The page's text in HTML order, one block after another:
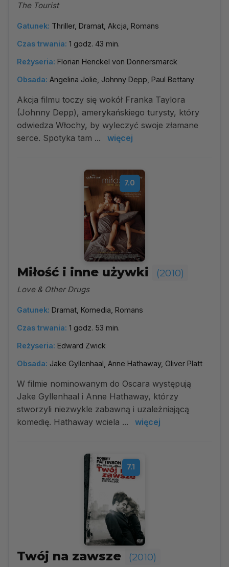
The Tourist
Gatunek: Thriller, Dramat, Akcja, Romans
Czas trwania: 1 godz. 43 min.
Reżyseria: Florian Henckel von Donnersmarck
Obsada: Angelina Jolie, Johnny Depp, Paul Bettany
Akcja filmu toczy się wokół Franka Taylora
(Johnny Depp), amerykańskiego turysty, który
odwiedza Włochy, by wyleczyć swoje złamane
serce. Spotyka tam ...
więcej
7.0
Miłość i inne używki (2010)
Love & Other Drugs
Gatunek: Dramat, Komedia, Romans
Czas trwania: 1 godz. 53 min.
Reżyseria: Edward Zwick
Obsada: Jake Gyllenhaal, Anne Hathaway, Oliver Platt
W filmie nominowanym do Oscara występują
Jake Gyllenhaal i Anne Hathaway, którzy
stworzyli niezwykle zabawną i uzależniającą
komedię. Hathaway wciela ...
więcej
7.1
Twój na zawsze (2010)